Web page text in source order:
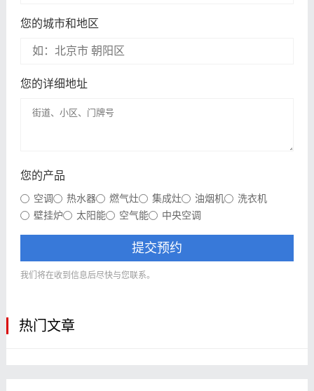
您的城市和地区
您的详细地址
您的产品
空调 热水器 燃气灶 集成灶 油烟机
洗衣机
壁挂炉
太阳能 空气能 中央空调
提交预约
我们将在收到信息后尽快与您联系。
热门文章